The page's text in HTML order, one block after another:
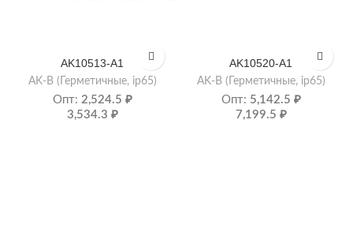
AK10513-A1
AK-B (Герметичные, ip65)
3,534.3 ₽
Опт: 2,524.5 ₽
AK10520-A1
AK-B (Герметичные, ip65)
7,199.5 ₽
Опт: 5,142.5 ₽